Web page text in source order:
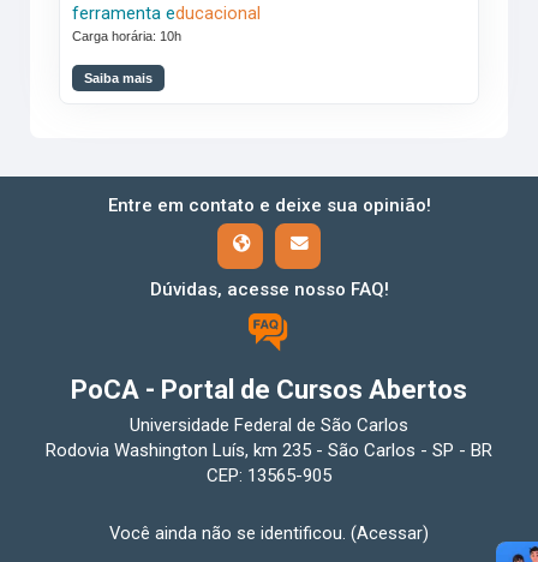
ferramenta educacional
Carga horária: 10h
Saiba mais
Entre em contato e deixe sua opinião!
Dúvidas, acesse nosso FAQ!
PoCA - Portal de Cursos Abertos
Universidade Federal de São Carlos
Rodovia Washington Luís, km 235 - São Carlos - SP - BR
CEP: 13565-905
Você ainda não se identificou. (Acessar)